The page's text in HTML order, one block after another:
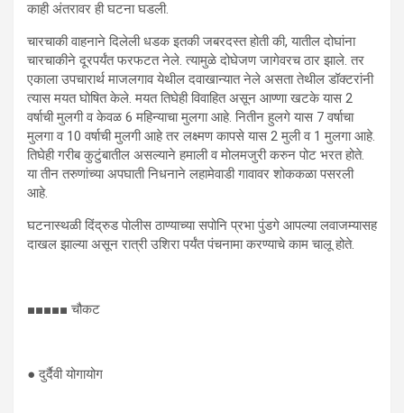
काही अंतरावर ही घटना घडली.
चारचाकी वाहनाने दिलेली धडक इतकी जबरदस्त होती की, यातील दोघांना
चारचाकीने दूरपर्यंत फरफटत नेले. त्यामुळे दोघेजण जागेवरच ठार झाले. तर
एकाला उपचारार्थ माजलगाव येथील दवाखान्यात नेले असता तेथील डॉक्टरांनी
त्यास मयत घोषित केले. मयत तिघेही विवाहित असून आण्णा खटके यास 2
वर्षाची मुलगी व केवळ 6 महिन्याचा मुलगा आहे. नितीन हुलगे यास 7 वर्षाचा
मुलगा व 10 वर्षाची मुलगी आहे तर लक्ष्मण कापसे यास 2 मुली व 1 मुलगा आहे.
तिघेही गरीब कुटुंबातील असल्याने हमाली व मोलमजुरी करुन पोट भरत होते.
या तीन तरुणांच्या अपघाती निधनाने लहामेवाडी गावावर शोककळा पसरली
आहे.
घटनास्थळी दिंद्रुड पोलीस ठाण्याच्या सपोनि प्रभा पुंडगे आपल्या लवाजम्यासह
दाखल झाल्या असून रात्री उशिरा पर्यंत पंचनामा करण्याचे काम चालू होते.
■■■■■ चौकट
● दुर्दैवी योगायोग